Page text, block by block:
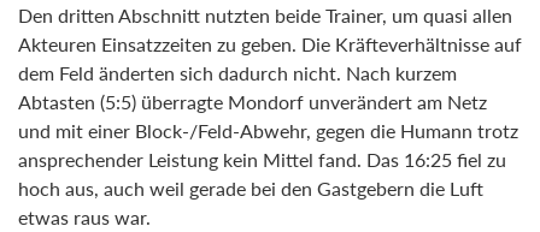
Den dritten Abschnitt nutzten beide Trainer, um quasi allen
Akteuren Einsatzzeiten zu geben. Die Kräfteverhältnisse auf
dem Feld änderten sich dadurch nicht. Nach kurzem
Abtasten (5:5) überragte Mondorf unverändert am Netz
und mit einer Block-/Feld-Abwehr, gegen die Humann trotz
ansprechender Leistung kein Mittel fand. Das 16:25 fiel zu
hoch aus, auch weil gerade bei den Gastgebern die Luft
etwas raus war.